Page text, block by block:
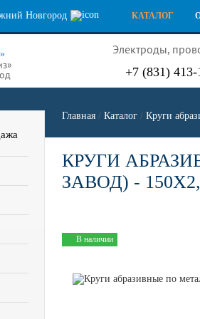
Новгород КАТАЛОГ
Электроды,
+7 (831) 413-
Главная / Каталог / Круги
КРУГИ
ЗАВОД) -
В наличии